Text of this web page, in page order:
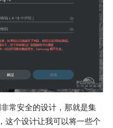
常安全的设计，那就是集
这个设计让我可以将一些个